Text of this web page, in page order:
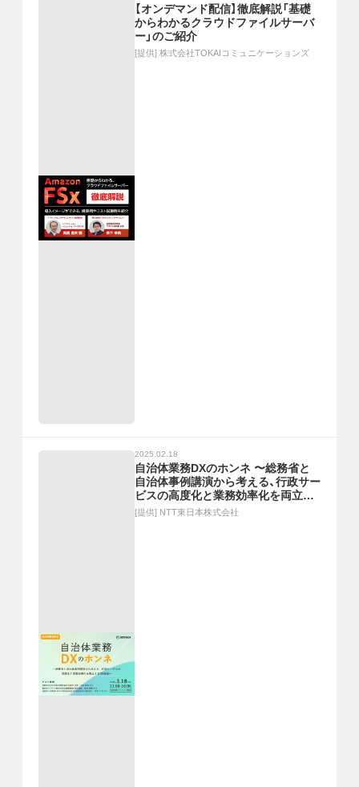
【オンデマンド配信】徹底解説「基礎
からわかるクラウドファイルサーバ
ー」のご紹介
[提供] 株式会社TOKAIコミュニケーションズ
2025.02.18
自治体業務DXのホンネ 〜総務省と
自治体事例講演から考える、行政サー
ビスの高度化と業務効率化を両立す
るDX推進〜
[提供] NTT東日本株式会社